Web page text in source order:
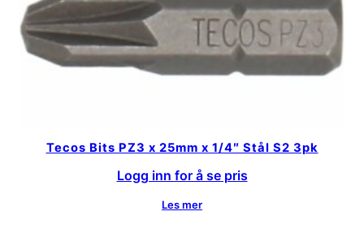
Tecos Bits PZ3 x 25mm x 1/4″ Stål S2 3pk
Logg inn for å se pris
Les mer